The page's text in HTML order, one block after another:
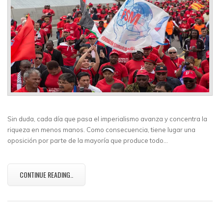
Sin duda, cada día que pasa el imperialismo avanza y concentra la
riqueza en menos manos. Como consecuencia, tiene lugar una
oposición por parte de la mayoría que produce todo…
CONTINUE READING..